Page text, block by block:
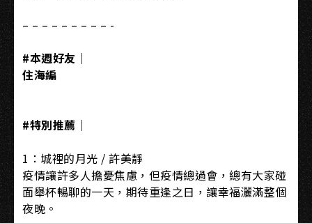
– – – – – – – – – -​
#本週好友｜​
住海編​
#特別推薦｜​
1：城裡的月光 / 許美靜​
疫情讓許多人擔憂焦慮，但疫情總過會，總有大家碰
面舉杯暢聊的一天，期待重逢之日，讓幸福灑滿整個
夜晚。​